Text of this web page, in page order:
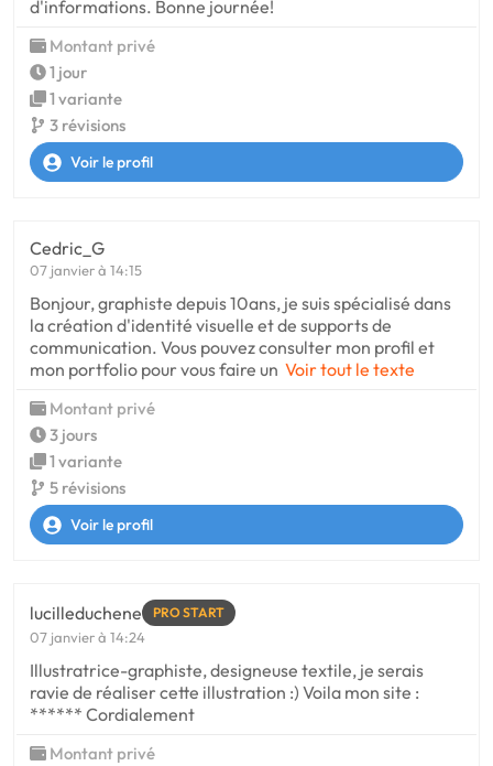
d'informations. Bonne journée!
Montant privé
1 jour
1 variante
3 révisions
Voir le profil
Cedric_G
07 janvier à 14:15
Bonjour, graphiste depuis 10ans, je suis spécialisé dans
la création d'identité visuelle et de supports de
communication. Vous pouvez consulter mon profil et
mon portfolio pour vous faire un Voir tout le texte
Montant privé
3 jours
1 variante
5 révisions
Voir le profil
lucilleduchene PRO START
07 janvier à 14:24
Illustratrice-graphiste, designeuse textile, je serais
ravie de réaliser cette illustration :) Voila mon site :
****** Cordialement
Montant privé